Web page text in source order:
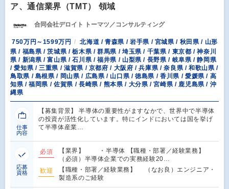
ア、通信業界（TMT） 領域
合同会社デロイト トーマツ／コンサルティング
750万円～1599万円
北海道 / 青森県 / 岩手県 / 宮城県 / 秋田県 / 山形
県 / 福島県 / 茨城県 / 栃木県 / 群馬県 / 埼玉県 / 千葉県 / 東京都 / 神奈川
県 / 新潟県 / 富山県 / 石川県 / 福井県 / 山梨県 / 長野県 / 岐阜県 / 静岡県
/ 愛知県 / 三重県 / 滋賀県 / 京都府 / 大阪府 / 兵庫県 / 奈良県 / 和歌山県 /
鳥取県 / 島根県 / 岡山県 / 広島県 / 山口県 / 徳島県 / 香川県 / 愛媛県 / 高
知県 / 福岡県 / 佐賀県 / 長崎県 / 熊本県 / 大分県 / 宮崎県 / 鹿児島県 / 沖
縄県
仕事
内容
【募集背景】 半導体の重要性がますなかで、世界中で半導体
の投資が活性化しています。特にインドにおいては国を挙げ
て半導体産業…
応募
資格
必須
【業界】 ・半導体 【職種・部署／経験業務】
（必須）半導体企業での実務経験20…
歓迎
【職種・部署／経験業務】 （なお良）エンジニア・
製造系のご経験